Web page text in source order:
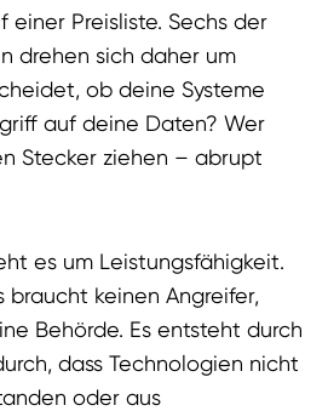
einer Preisliste. Sechs der
drehen sich daher um
ob deine Systeme
auf deine Daten? Wer
Stecker ziehen – abrupt
es um Leistungsfähigkeit.
braucht keinen Angreifer,
Behörde. Es entsteht durch
dass Technologien nicht
oder aus